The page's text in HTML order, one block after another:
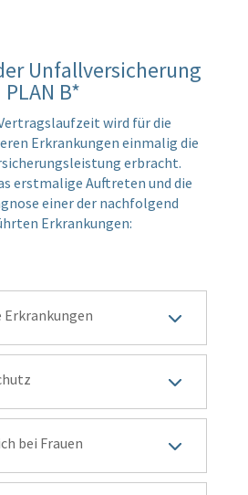
Unfallversicherung
PLAN B*
wird für die
Erkrankungen einmalig die
erbracht.
erstmalige Auftreten und die
einer der nachfolgend
Erkrankungen:
Erkrankungen 3
3
bei Frauen 3